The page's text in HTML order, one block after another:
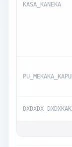
KASA_KANEKA